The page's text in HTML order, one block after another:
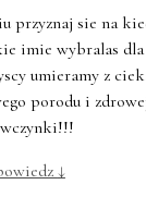
przyznaj sie na
imie wybralas
umieramy z
porodu i
↓